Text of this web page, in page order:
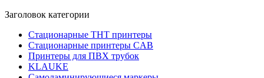
Заголовок категории
Стационарные THT принтеры
Стационарные принтеры CAB
Принтеры для ПВХ трубок
KLAUKE